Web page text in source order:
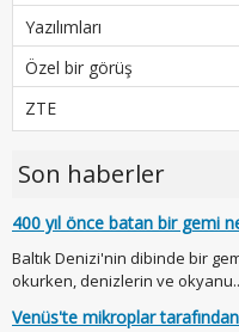
Yazılımları
Özel bir görüş
ZTE
Son haberler
400 yıl önce batan bir gemi
Baltık Denizi'nin dibinde bir
okurken, denizlerin ve
Venüs'te mikroplar